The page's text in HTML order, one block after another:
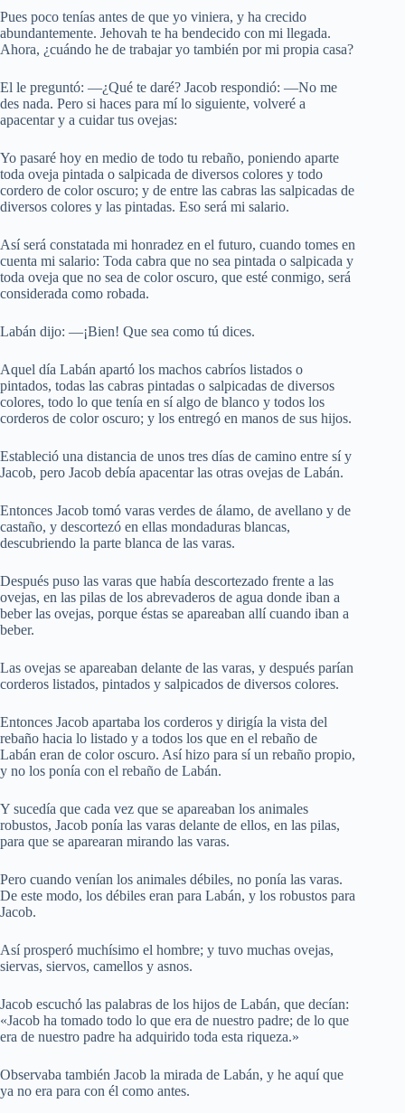
Pues poco tenías antes de que yo viniera, y ha crecido
abundantemente. Jehovah te ha bendecido con mi llegada.
Ahora, ¿cuándo he de trabajar yo también por mi propia casa?
El le preguntó: —¿Qué te daré? Jacob respondió: —No me
des nada. Pero si haces para mí lo siguiente, volveré a
apacentar y a cuidar tus ovejas:
Yo pasaré hoy en medio de todo tu rebaño, poniendo aparte
toda oveja pintada o salpicada de diversos colores y todo
cordero de color oscuro; y de entre las cabras las salpicadas de
diversos colores y las pintadas. Eso será mi salario.
Así será constatada mi honradez en el futuro, cuando tomes en
cuenta mi salario: Toda cabra que no sea pintada o salpicada y
toda oveja que no sea de color oscuro, que esté conmigo, será
considerada como robada.
Labán dijo: —¡Bien! Que sea como tú dices.
Aquel día Labán apartó los machos cabríos listados o
pintados, todas las cabras pintadas o salpicadas de diversos
colores, todo lo que tenía en sí algo de blanco y todos los
corderos de color oscuro; y los entregó en manos de sus hijos.
Estableció una distancia de unos tres días de camino entre sí y
Jacob, pero Jacob debía apacentar las otras ovejas de Labán.
Entonces Jacob tomó varas verdes de álamo, de avellano y de
castaño, y descortezó en ellas mondaduras blancas,
descubriendo la parte blanca de las varas.
Después puso las varas que había descortezado frente a las
ovejas, en las pilas de los abrevaderos de agua donde iban a
beber las ovejas, porque éstas se apareaban allí cuando iban a
beber.
Las ovejas se apareaban delante de las varas, y después parían
corderos listados, pintados y salpicados de diversos colores.
Entonces Jacob apartaba los corderos y dirigía la vista del
rebaño hacia lo listado y a todos los que en el rebaño de
Labán eran de color oscuro. Así hizo para sí un rebaño propio,
y no los ponía con el rebaño de Labán.
Y sucedía que cada vez que se apareaban los animales
robustos, Jacob ponía las varas delante de ellos, en las pilas,
para que se aparearan mirando las varas.
Pero cuando venían los animales débiles, no ponía las varas.
De este modo, los débiles eran para Labán, y los robustos para
Jacob.
Así prosperó muchísimo el hombre; y tuvo muchas ovejas,
siervas, siervos, camellos y asnos.
Jacob escuchó las palabras de los hijos de Labán, que decían:
«Jacob ha tomado todo lo que era de nuestro padre; de lo que
era de nuestro padre ha adquirido toda esta riqueza.»
Observaba también Jacob la mirada de Labán, y he aquí que
ya no era para con él como antes.